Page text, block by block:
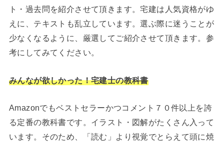
ト・過去問を紹介させて頂きます。宅建は人気資格がゆ
えに、テキストも乱立しています。選ぶ際に迷うことが
少なくなるように、厳選してご紹介させて頂きます。参
考にしてみてください。
みんなが欲しかった！宅建士の教科書
Amazonでもベストセラーかつコメント７０件以上を誇
る定番の教科書です。イラスト・図解がたくさん入って
います。そのため、「読む」より視覚でとらえて頭に焼